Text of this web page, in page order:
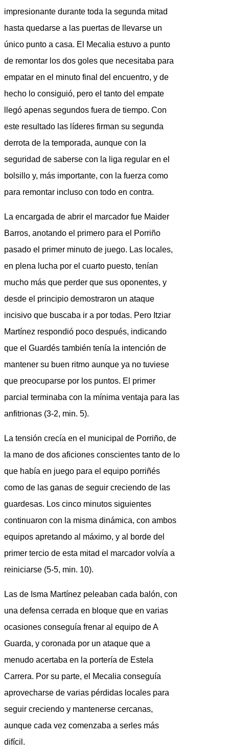
impresionante durante toda la segunda mitad
hasta quedarse a las puertas de llevarse un
único punto a casa. El Mecalia estuvo a punto
de remontar los dos goles que necesitaba para
empatar en el minuto final del encuentro, y de
hecho lo consiguió, pero el tanto del empate
llegó apenas segundos fuera de tiempo. Con
este resultado las líderes firman su segunda
derrota de la temporada, aunque con la
seguridad de saberse con la liga regular en el
bolsillo y, más importante, con la fuerza como
para remontar incluso con todo en contra.
La encargada de abrir el marcador fue Maider
Barros, anotando el primero para el Porriño
pasado el primer minuto de juego. Las locales,
en plena lucha por el cuarto puesto, tenían
mucho más que perder que sus oponentes, y
desde el principio demostraron un ataque
incisivo que buscaba ir a por todas. Pero Itziar
Martínez respondió poco después, indicando
que el Guardés también tenía la intención de
mantener su buen ritmo aunque ya no tuviese
que preocuparse por los puntos. El primer
parcial terminaba con la mínima ventaja para las
anfitrionas (3-2, min. 5).
La tensión crecía en el municipal de Porriño, de
la mano de dos aficiones conscientes tanto de lo
que había en juego para el equipo porriñés
como de las ganas de seguir creciendo de las
guardesas. Los cinco minutos siguientes
continuaron con la misma dinámica, con ambos
equipos apretando al máximo, y al borde del
primer tercio de esta mitad el marcador volvía a
reiniciarse (5-5, min. 10).
Las de Isma Martínez peleaban cada balón, con
una defensa cerrada en bloque que en varias
ocasiones conseguía frenar al equipo de A
Guarda, y coronada por un ataque que a
menudo acertaba en la portería de Estela
Carrera. Por su parte, el Mecalia conseguía
aprovecharse de varias pérdidas locales para
seguir creciendo y mantenerse cercanas,
aunque cada vez comenzaba a serles más
difícil.